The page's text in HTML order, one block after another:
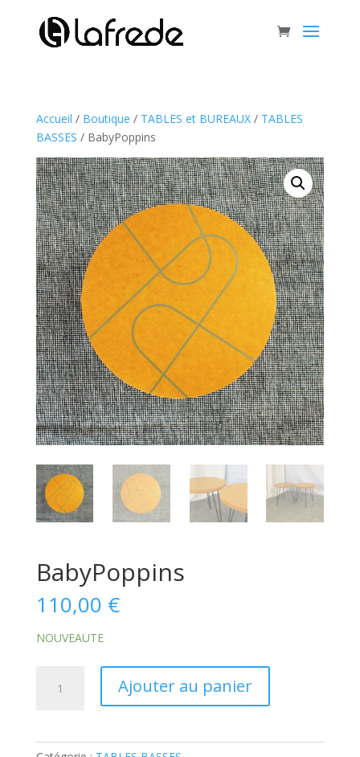
Accueil / Boutique / TABLES et BUREAUX/ TABLES
BASSES / BabyPoppins
BabyPoppins
110,00 €
NOUVEAUTE
BabyPoppins
Ajouter au panier